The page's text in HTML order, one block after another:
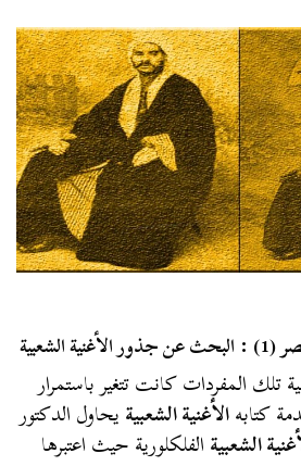
تلك المفردات كانت تتغير باستمرار
كتابهالأغنية الشعبيةيحاول الدكتور
الشعبيةالفلكلورية حيث اعتبرها